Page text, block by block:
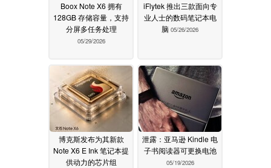
Boox Note X6 拥有
128GB 存储容量，支持
分屏多任务处理
05/29/2026
iFlytek 推出三款面向专
业人士的数码笔记本电
脑 05/26/2026
博克斯发布为其新款
Note X6 E Ink 笔记本提
供动力的芯片组
泄露：亚马逊 Kindle 电
子书阅读器可更换电池
05/19/2026